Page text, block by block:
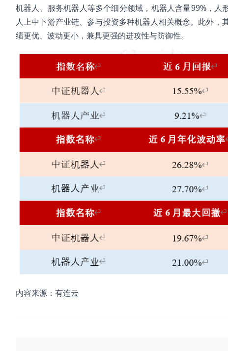
机器人、服务机器人等多个细分领域，机器人含量99%，
人上中下游产业链、参与投资多种机器人相关概念。此外
绩更优、波动更小，兼具更强的进攻性与防御性。
内容来源：有连云